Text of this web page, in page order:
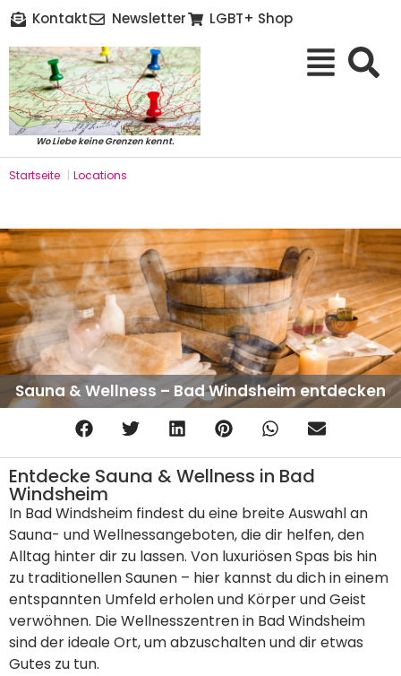
Kontakt Newsletter LGBT+ Shop
Wo Liebe keine Grenzen kennt.
Startseite | Locations
Sauna & Wellness – Bad Windsheim entdecken
Entdecke Sauna & Wellness in Bad
Windsheim
In Bad Windsheim findest du eine breite Auswahl an
Sauna- und Wellnessangeboten, die dir helfen, den
Alltag hinter dir zu lassen. Von luxuriösen Spas bis hin
zu traditionellen Saunen – hier kannst du dich in einem
entspannten Umfeld erholen und Körper und Geist
verwöhnen. Die Wellnesszentren in Bad Windsheim
sind der ideale Ort, um abzuschalten und dir etwas
Gutes zu tun.